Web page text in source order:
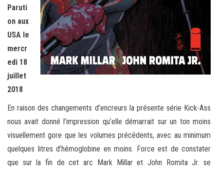
Paruti
on aux
USA le
mercr
edi 18
juillet
2018
En raison des changements d’encreurs la présente série Kick-Ass
nous avait donné l’impression qu’elle démarrait sur un ton moins
visuellement gore que les volumes précédents, avec au minimum
quelques litres d’hémoglobine en moins. Force est de constater
que sur la fin de cet arc Mark Millar et John Romita Jr. se